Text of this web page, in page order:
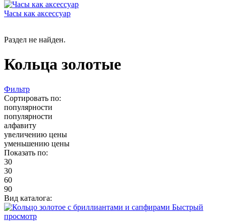
Часы как аксессуар
Раздел не найден.
Кольца золотые
Фильтр
Сортировать по:
популярности
популярности
алфавиту
увеличению цены
уменьшению цены
Показать по:
30
30
60
90
Вид каталога:
Быстрый
просмотр